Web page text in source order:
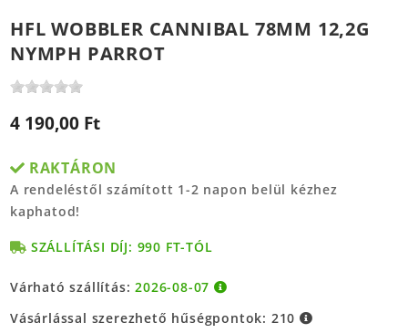
HFL WOBBLER CANNIBAL 78MM 12,2G
NYMPH PARROT
4 190,00 Ft
RAKTÁRON
A rendeléstől számított 1-2 napon belül kézhez
kaphatod!
SZÁLLÍTÁSI DÍJ: 990 FT-TÓL
Várható szállítás:2026-08-07
Vásárlással szerezhető hűségpontok: 210